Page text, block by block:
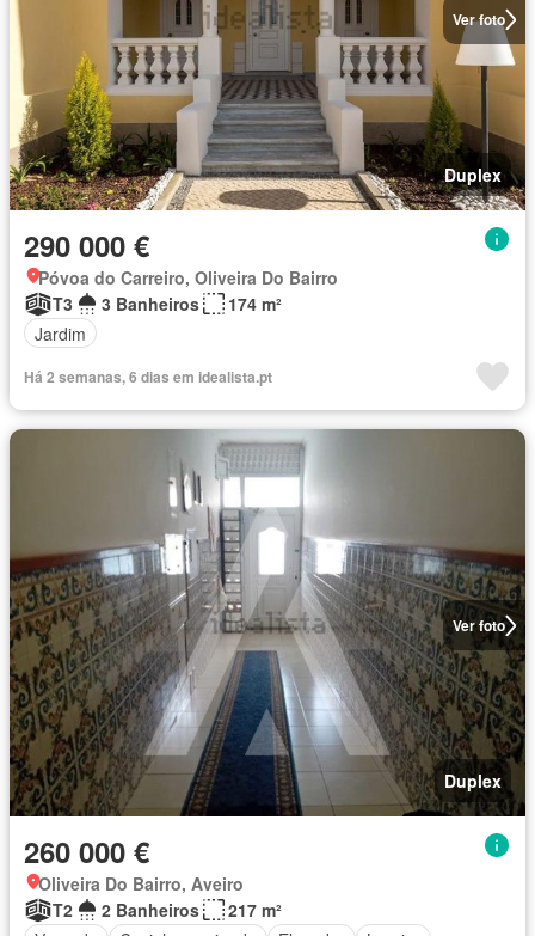
Ver foto
Duplex
290 000 €
Póvoa do Carreiro, Oliveira Do Bairro
T3
3 Banheiros
174 m²
Jardim
Há 2 semanas, 6 dias em idealista.pt
Ver foto
Duplex
260 000 €
Oliveira Do Bairro, Aveiro
T2
2 Banheiros
217 m²